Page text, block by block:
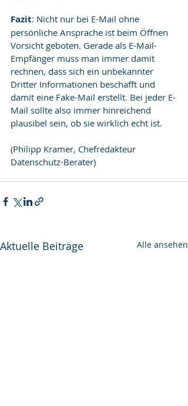
Fazit: Nicht nur bei E-Mail ohne
persönliche Ansprache ist beim Öffnen
Vorsicht geboten. Gerade als E-Mail-
Empfänger muss man immer damit
rechnen, dass sich ein unbekannter
Dritter Informationen beschafft und
damit eine Fake-Mail erstellt. Bei jeder E-
Mail sollte also immer hinreichend
plausibel sein, ob sie wirklich echt ist.
(Philipp Kramer, Chefredakteur
Datenschutz-Berater)
Aktuelle Beiträge Alle ansehen